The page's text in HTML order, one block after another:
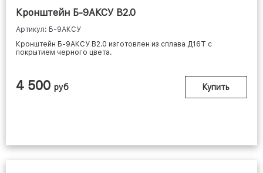
Кронштейн Б-9АКСУ В2.0
Артикул: Б-9АКСУ
Кронштейн Б-9АКСУ В2.0 изготовлен из сплава Д16Т с
покрытием черного цвета.
4 500 руб Купить